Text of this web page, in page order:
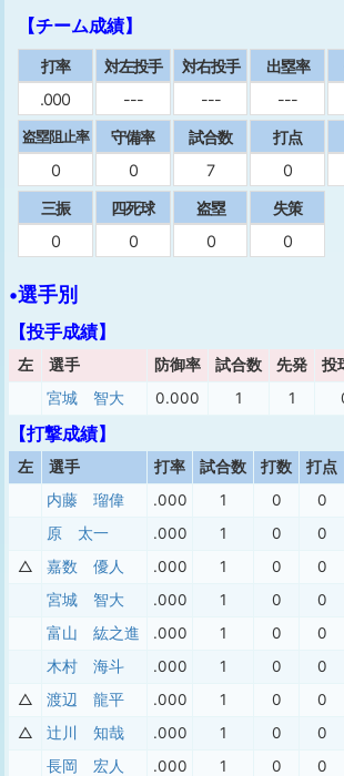
【チーム成績】
打率
.000
対左投手
---
対右投手
---
出塁率
---
盗塁阻止率
0
守備率
0
試合数
7
打点
0
三振
0
四死球
0
盗塁
0
失策
0
•選手別
【投手成績】
左 選手 防御率 試合数 先発 投
宮城 智大
0.000 1 1
【打撃成績】
左 選手 打率 試合数 打数 打点
内藤 瑠偉
.000 1 0 0
原 太一
.000 1 0 0
△
嘉数 優人 .000 1 0 0
宮城 智大
.000 1 0 0
富山 紘之進
.000 1 0 0
木村 海斗
.000 1 0 0
△
渡辺 龍平 .000 1 0 0
△
辻川 知哉 .000 1 0 0
長岡 宏人
.000 1 0 0